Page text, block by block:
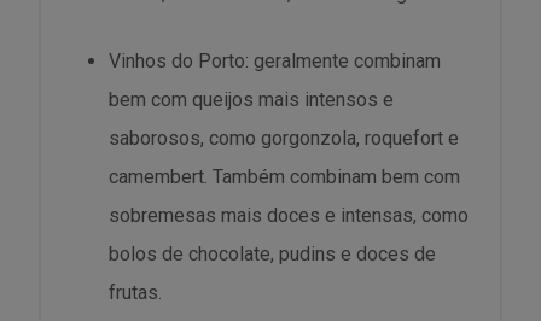
Vinhos do Porto: geralmente combinam
bem com queijos mais intensos e
saborosos, como gorgonzola, roquefort e
camembert. Também combinam bem com
sobremesas mais doces e intensas, como
bolos de chocolate, pudins e doces de
frutas.